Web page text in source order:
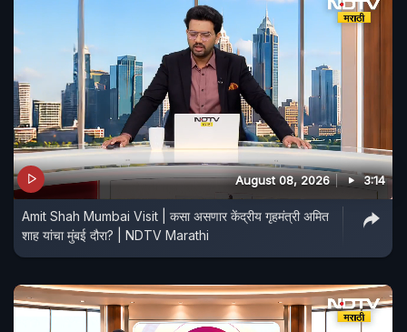
August 08, 2026 3:14
Amit Shah Mumbai Visit | कसा असणार केंद्रीय गृहमंत्री अमित
शाह यांचा मुंबई दौरा? | NDTV Marathi